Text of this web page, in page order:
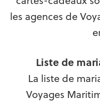
les agences de
Liste de
La liste de
Voyages